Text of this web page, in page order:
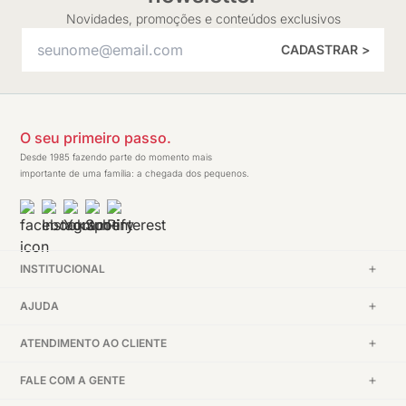
Novidades, promoções e conteúdos exclusivos
CADASTRAR >
O seu primeiro passo.
Desde 1985 fazendo parte do momento mais
importante de uma família: a chegada dos pequenos.
INSTITUCIONAL
AJUDA
ATENDIMENTO AO CLIENTE
FALE COM A GENTE